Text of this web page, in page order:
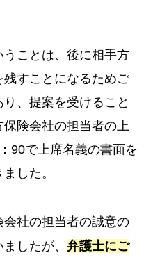
ことは、後に相手方
すことになるためご
、提案を受けること
険会社の担当者の上
90で上席名義の書面を
した。
社の担当者の誠意の
ましたが、弁護士にご